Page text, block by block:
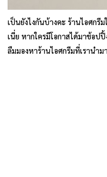
เป็นยังไงกันบ้างคะ ร้านไอศกรี
เนี่ย หากใครมีโอกาสได้มาช้อป
ลืมมองหาร้านไอศกรีมที่เรานำ